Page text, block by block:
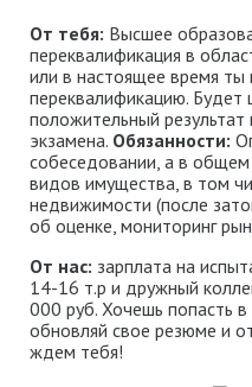
От тебя: Высшее
переквалификация в
или в настоящее время
переквалификацию. Будет
положительный
экзамена. Обязанности:
собеседовании, а в
видов имущества, в том
недвижимости (после
об оценке, мониторинг
От нас: зарплата на
14-16 т.р и дружный
000 руб. Хочешь попасть
обновляй свое резюме и
ждем тебя!